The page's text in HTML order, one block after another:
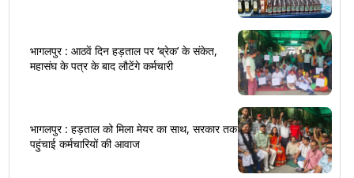
भागलपुर : आठवें दिन हड़ताल पर ‘ब्रेक’ के संकेत,
महासंघ के पत्र के बाद लौटेंगे कर्मचारी
भागलपुर : हड़ताल को मिला मेयर का साथ, सरकार तक
पहुंचाई कर्मचारियों की आवाज